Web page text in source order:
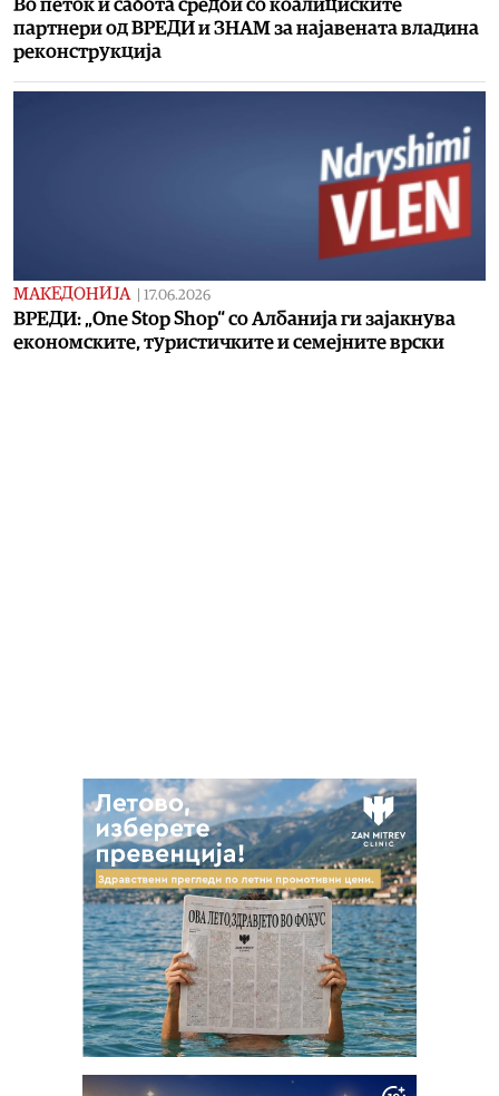
Во петок и сабота средби со коалициските
партнери од ВРЕДИ и ЗНАМ за најавената владина
реконструкција
МАКЕДОНИЈА 17.06.2026
ВРЕДИ: „One Stop Shop“ со Албанија ги зајакнува
економските, туристичките и семејните врски